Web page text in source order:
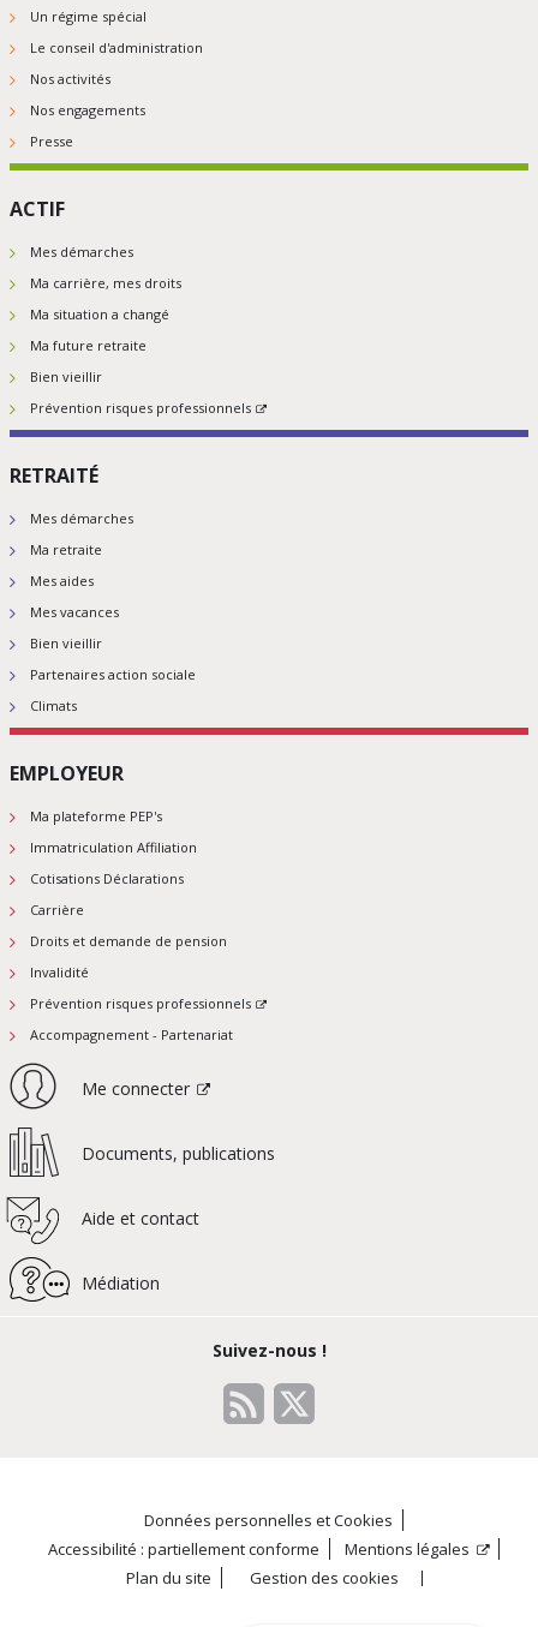
Un régime spécial
Le conseil d'administration
Nos activités
Nos engagements
Presse
ACTIF
Mes démarches
Ma carrière, mes droits
Ma situation a changé
Ma future retraite
Bien vieillir
Prévention risques professionnels
RETRAITÉ
Mes démarches
Ma retraite
Mes aides
Mes vacances
Bien vieillir
Partenaires action sociale
Climats
EMPLOYEUR
Ma plateforme PEP's
Immatriculation Affiliation
Cotisations Déclarations
Carrière
Droits et demande de pension
Invalidité
Prévention risques professionnels
Accompagnement - Partenariat
Me connecter
Documents, publications
Aide et contact
Médiation
Suivez-nous !
Données personnelles et Cookies
Accessibilité : partiellement conforme
Mentions légales
Plan du site
Gestion des cookies